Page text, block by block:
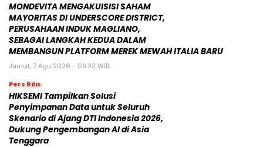
MONDEVITA MENGAKUISISI SAHAM
MAYORITAS DI UNDERSCORE DISTRICT,
PERUSAHAAN INDUK MAGLIANO,
SEBAGAI LANGKAH KEDUA DALAM
MEMBANGUN PLATFORM MEREK MEWAH ITALIA BARU
Jumat, 7 Agu 2026 - 09:32 WIB
Pers Rilis
HIKSEMI Tampilkan Solusi
Penyimpanan Data untuk Seluruh
Skenario di Ajang DTI Indonesia 2026,
Dukung Pengembangan AI di Asia
Tenggara